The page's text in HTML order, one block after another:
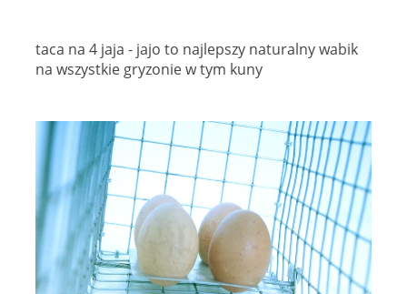
taca na 4 jaja - jajo to najlepszy naturalny wabik
na wszystkie gryzonie w tym kuny